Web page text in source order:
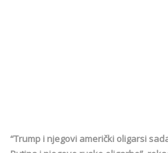
“Trump i njegovi američki oligarsi